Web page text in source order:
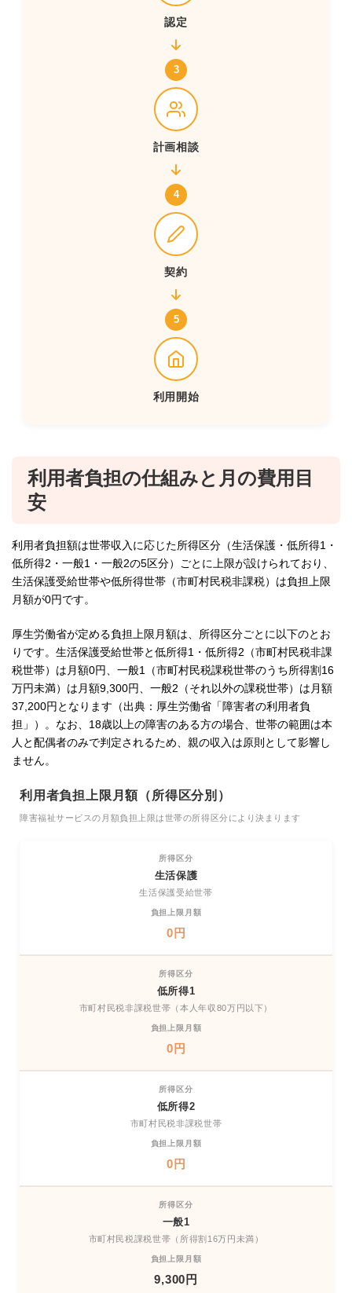
認定
3
計画相談
4
契約
5
利用開始
利用者負担の仕組みと月の費用目
安
利用者負担額は世帯収入に応じた所得区分（生活保護・低所得1・
低所得2・一般1・一般2の5区分）ごとに上限が設けられており、
生活保護受給世帯や低所得世帯（市町村民税非課税）は負担上限
月額が0円です。
厚生労働省が定める負担上限月額は、所得区分ごとに以下のとお
りです。生活保護受給世帯と低所得1・低所得2（市町村民税非課
税世帯）は月額0円、一般1（市町村民税課税世帯のうち所得割16
万円未満）は月額9,300円、一般2（それ以外の課税世帯）は月額
37,200円となります（出典：厚生労働省「障害者の利用者負
担」）。なお、18歳以上の障害のある方の場合、世帯の範囲は本
人と配偶者のみで判定されるため、親の収入は原則として影響し
ません。
利用者負担上限月額（所得区分別）
障害福祉サービスの月額負担上限は世帯の所得区分により決まります
生活保護
生活保護受給世帯
0円
低所得1
市町村民税非課税世帯（本人年収80万円以下）
0円
低所得2
市町村民税非課税世帯
0円
一般1
市町村民税課税世帯（所得割16万円未満）
9,300円